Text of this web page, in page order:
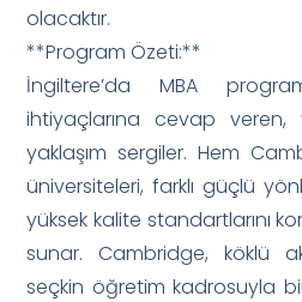
olacaktır.
**Program Özeti:**
İngiltere’da MBA
ihtiyaçlarına cevap
yaklaşım sergiler. Hem
üniversiteleri, farklı güçlü
yüksek kalite standartlarını
sunar. Cambridge, köklü
seçkin öğretim kadrosuyla